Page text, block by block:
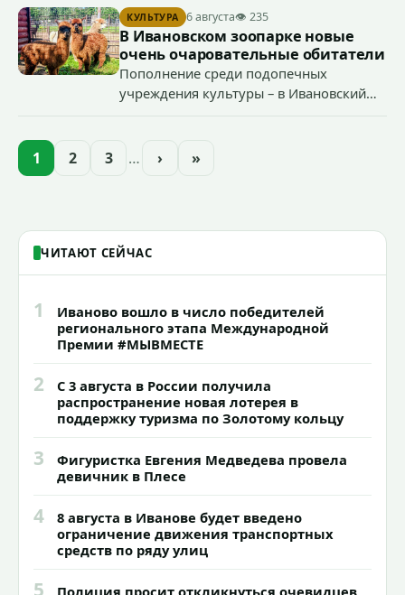
началу работы в городе областного предприятия
«Водоканал.
КУЛЬТУРА 6 августа👁 235
В Ивановском зоопарке новые
очень очаровательные обитатели
Пополнение среди подопечных
учреждения культуры – в Ивановский
областей (самцу - 6 месяцев, самочке —
1 2 3 … › »
ЧИТАЮТ СЕЙЧАС
1
Иваново вошло в число победителей
регионального этапа Международной
Премии #МЫВМЕСТЕ
2
С 3 августа в России получила
распространение новая лотерея в
поддержку туризма по Золотому кольцу
3
Фигуристка Евгения Медведева провела
девичник в Плесе
4
8 августа в Иванове будет введено
ограничение движения транспортных
средств по ряду улиц
5 Полиция просит откликнуться очевидцев